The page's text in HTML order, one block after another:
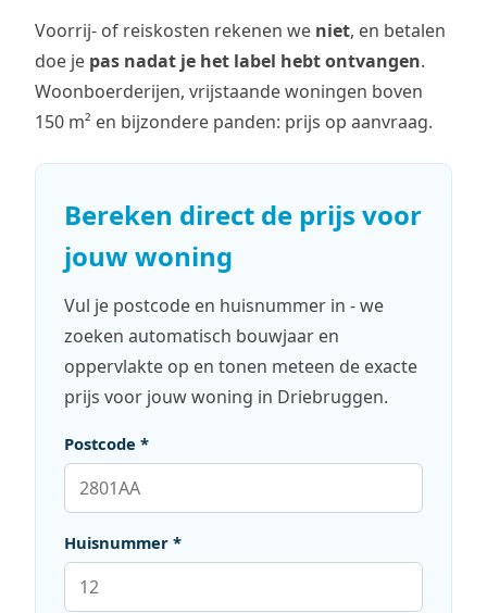
Voorrij- of reiskosten rekenen we niet, en betalen
doe je pas nadat je het label hebt ontvangen.
Woonboerderijen, vrijstaande woningen boven
150 m² en bijzondere panden: prijs op aanvraag.
Bereken direct de prijs voor
jouw woning
Vul je postcode en huisnummer in - we
zoeken automatisch bouwjaar en
oppervlakte op en tonen meteen de exacte
prijs voor jouw woning in Driebruggen.
Postcode *
Huisnummer *